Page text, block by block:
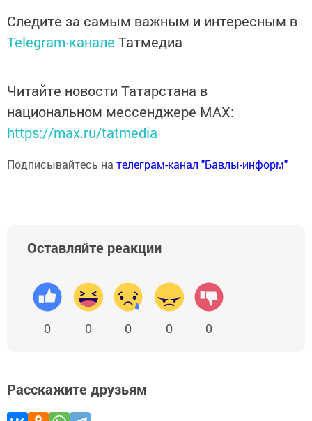
Следите за самым важным и интересным в
Telegram-канале Татмедиа
Читайте новости Татарстана в
национальном мессенджере MАХ:
https://max.ru/tatmedia
Подписывайтесь на телеграм-канал "Бавлы-информ"
Оставляйте реакции
0 0 0 0 0
Расскажите друзьям